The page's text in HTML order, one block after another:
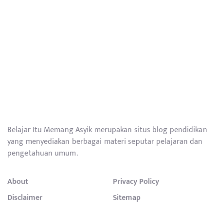
Belajar Itu Memang Asyik merupakan situs blog pendidikan
yang menyediakan berbagai materi seputar pelajaran dan
pengetahuan umum.
About
Privacy Policy
Disclaimer
Sitemap